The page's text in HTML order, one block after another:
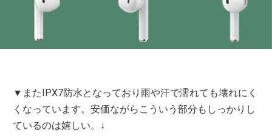
▼またIPX7防水となっており雨や汗で濡れても壊れにく
くなっています。安価ながらこういう部分もしっかりし
ているのは嬉しい。↓